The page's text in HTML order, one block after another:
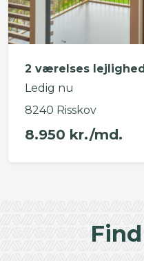
2 værelses
Ledig nu
8240 Risskov
8.950 kr./md.